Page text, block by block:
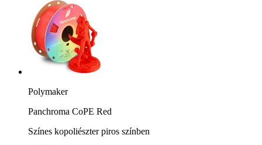
Polymaker
Panchroma CoPE Red
Színes kopoliészter piros színben